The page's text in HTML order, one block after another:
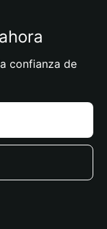
confianza de